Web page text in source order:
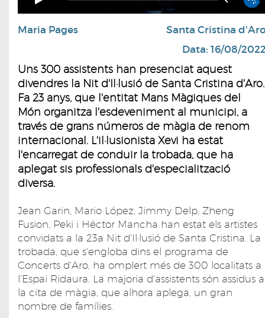
Maria Pages
Santa Cristina
Data: 16/08/
Uns 300 assistents han presenciat aquest
divendres la Nit d'Il·lusió de Santa Cristina d'Aro.
Fa 23 anys, que l'entitat Mans Màgiques del
Món organitza l'esdeveniment al municipi, a
través de grans números de màgia de renom
internacional. L'il·lusionista Xevi ha estat
l'encarregat de conduir la trobada, que ha
aplegat sis professionals d'especialització
diversa.
Jean Garin, Mario López, Jimmy Delp, Zheng
Fusion, Peki i Héctor Mancha han estat els artistes
convidats a la 23a Nit d'Il·lusió de Santa Cristina. La
trobada, que s'engloba dins el programa de
Concerts d'Aro, ha omplert més de 300 localitats a
l'Espai Ridaura. La majoria d'assistents són assidus a
la cita de màgia, que alhora aplega, un gran
nombre de famílies.